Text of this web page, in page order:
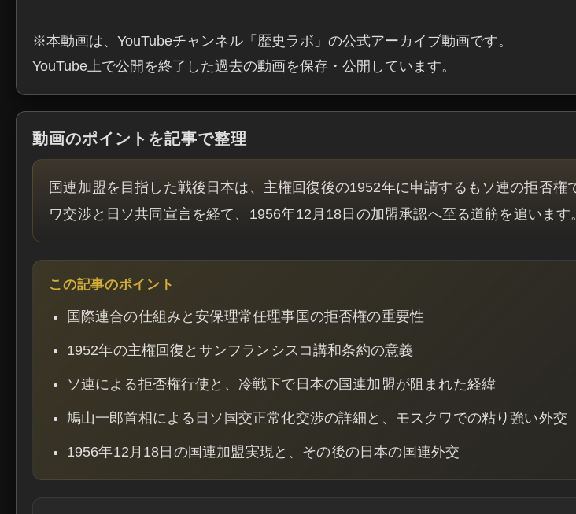
※本動画は、YouTubeチャンネル「歴史ラボ」の公式アーカイブ動画です。
YouTube上で公開を終了した過去の動画を保存・公開しています。
動画のポイントを記事で整理
国連加盟を目指した戦後日本は、主権回復後の1952年に申請するもソ連の拒否権
ワ交渉と日ソ共同宣言を経て、1956年12月18日の加盟承認へ至る道筋を追います
この記事のポイント
国際連合の仕組みと安保理常任理事国の拒否権の重要性
1952年の主権回復とサンフランシスコ講和条約の意義
ソ連による拒否権行使と、冷戦下で日本の国連加盟が阻まれた経緯
鳩山一郎首相による日ソ国交正常化交渉の詳細と、モスクワでの粘り強い外交
1956年12月18日の国連加盟実現と、その後の日本の国連外交